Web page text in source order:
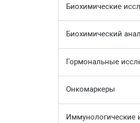
Биохимические
Биохимический
Гормональные
Онкомаркеры
Иммунологические